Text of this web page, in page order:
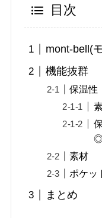
目次
mont-bell(
機能抜群
保温性
素材
ポケッ
まとめ